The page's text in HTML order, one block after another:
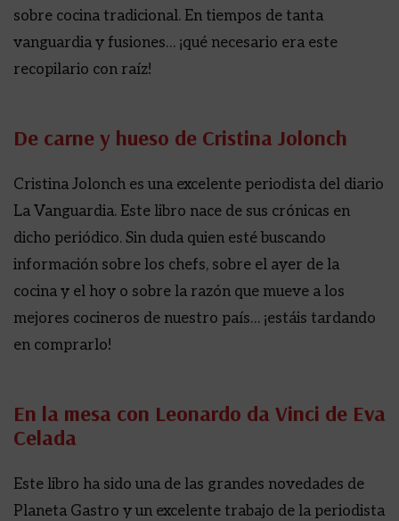
sobre cocina tradicional. En tiempos de tanta
vanguardia y fusiones… ¡qué necesario era este
recopilario con raíz!
De carne y hueso de Cristina Jolonch
Cristina Jolonch es una excelente periodista del diario
La Vanguardia. Este libro nace de sus crónicas en
dicho periódico. Sin duda quien esté buscando
información sobre los chefs, sobre el ayer de la
cocina y el hoy o sobre la razón que mueve a los
mejores cocineros de nuestro país… ¡estáis tardando
en comprarlo!
En la mesa con Leonardo da Vinci de Eva
Celada
Este libro ha sido una de las grandes novedades de
Planeta Gastro y un excelente trabajo de la periodista